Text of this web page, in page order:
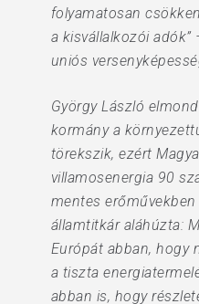
folyamatosan
a kisvállalkozói
uniós
György László
kormány a
törekszik, ezért
villamosenergia 90
mentes
államtitkár aláhúzta:
Európát abban, hogy
a tiszta
abban is, hogy